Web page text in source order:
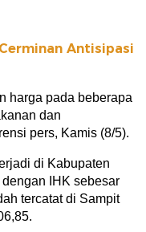
Antisipasi
harga pada beberapa
dan
pers, Kamis (8/5).
di Kabupaten
IHK sebesar
tercatat di Sampit